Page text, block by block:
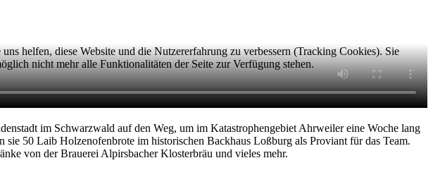
im Schwarzwald auf den Weg, um im Katastrophengebiet Ahrweiler eine Woche lang
50 Laib Holzenofenbrote im historischen Backhaus Loßburg als Proviant für das Team.
von der Brauerei Alpirsbacher Klosterbräu und vieles mehr.
helfen, diese Website und die Nutzererfahrung zu verbessern (Tracking Cookies). Sie
nicht mehr alle Funktionalitäten der Seite zur Verfügung stehen.